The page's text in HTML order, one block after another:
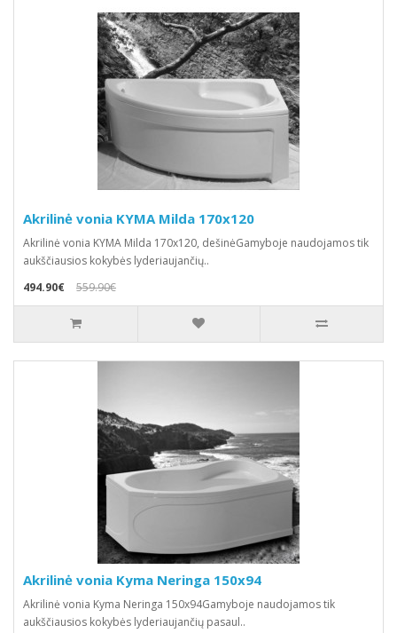
Akrilinė vonia KYMA Milda 170x120
Akrilinė vonia KYMA Milda 170x120, dešinėGamyboje naudojamos tik
aukščiausios kokybės lyderiaujančių..
494.90€
559.90€
Akrilinė vonia Kyma Neringa 150x94
Akrilinė vonia Kyma Neringa 150x94Gamyboje naudojamos tik
aukščiausios kokybės lyderiaujančių pasaul..